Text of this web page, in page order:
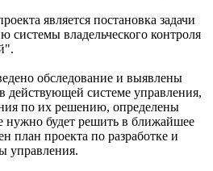
является постановка задачи
системы владельческого контроля
обследование и выявлены
действующей системе управления,
по их решению, определены
нужно будет решить в ближайшее
план проекта по разработке и
управления.